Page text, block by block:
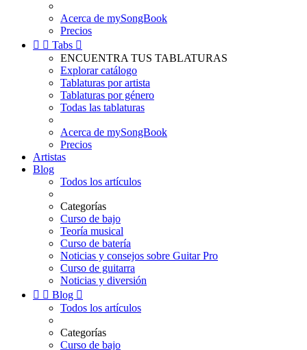
Acerca de mySongBook
Precios
  Tabs 
ENCUENTRA TUS TABLATURAS
Explorar catálogo
Tablaturas por artista
Tablaturas por género
Todas las tablaturas
Acerca de mySongBook
Precios
Artistas
Blog
Todos los artículos
Categorías
Curso de bajo
Teoría musical
Curso de batería
Noticias y consejos sobre Guitar Pro
Curso de guitarra
Noticias y diversión
  Blog 
Todos los artículos
Categorías
Curso de bajo